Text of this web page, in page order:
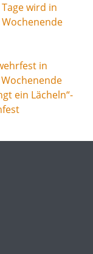
wird in
in
ein Lächeln“-